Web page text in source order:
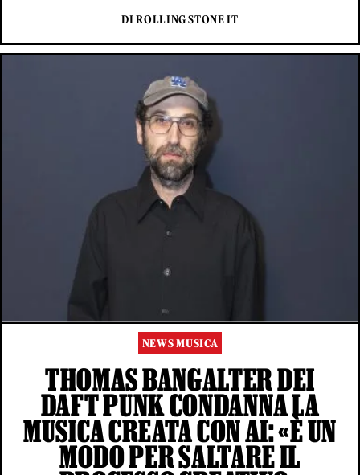
DI ROLLING STONE IT
NEWS MUSICA
THOMAS BANGALTER DEI
DAFT PUNK CONDANNA LA
MUSICA CREATA CON AI: «È UN
MODO PER SALTARE IL